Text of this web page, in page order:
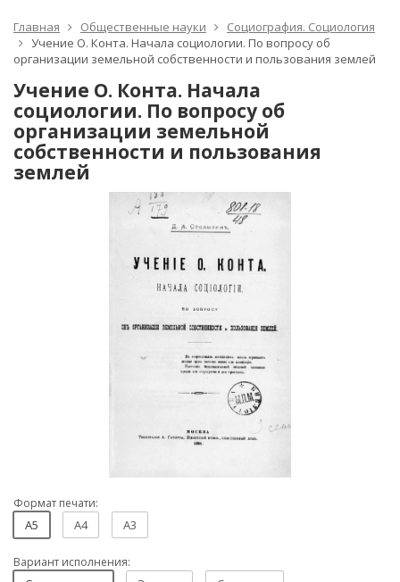
Главная Общественные науки
Социография. Социология
Учение О. Конта. Начала социологии. По вопросу об
организации земельной собственности и пользования землей
Учение О. Конта. Начала
социологии. По вопросу об
организации земельной
собственности и пользования
землей
Формат печати:
A5 A4 A3
Вариант исполнения: